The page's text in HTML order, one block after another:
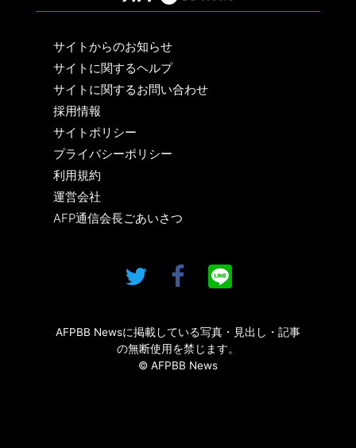
サイトからのお知らせ
サイトに関するヘルプ
サイトに関するお問い合わせ
採用情報
サイトポリシー
プライバシーポリシー
利用規約
運営会社
AFP通信会長ごあいさつ
AFPBB Newsに掲載している写真・見出し・記事
の無断使用を禁じます。
© AFPBB News